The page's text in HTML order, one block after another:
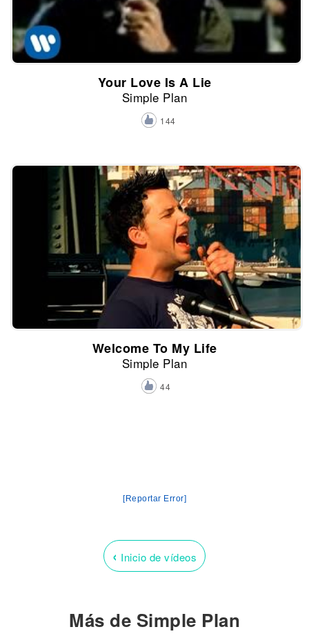
Your Love Is A Lie
Simple Plan
144
Welcome To My Life
Simple Plan
44
[Reportar Error]
‹ Inicio de vídeos
Más de Simple Plan